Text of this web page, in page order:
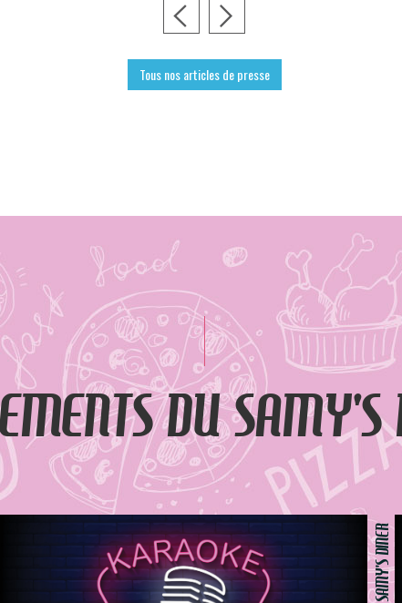
Tous nos articles de presse
DU SAMY'S
SAMY'S DINER